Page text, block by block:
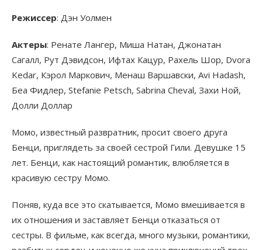
Режиссер: Дэн Уолмен
Актеры: Ренате Лангер, Миша Натан, Джонатан
Сагалл, Рут Дэвидсон, Ифтах Кацур, Рахель Шор, Dvora
Kedar, Кэрол Маркович, Менаш Варшавски, Avi Hadash,
Беа Фидлер, Stefanie Petsch, Sabrina Cheval, Захи Ной,
Долли Доллар
Момо, известный развратник, просит своего друга
Бенци, приглядеть за своей сестрой Гили. Девушке 15
лет. Бенци, как настоящий романтик, влюбляется в
красивую сестру Момо.
Поняв, куда все это скатывается, Момо вмешивается в
их отношения и заставляет Бенци отказаться от
сестры. В фильме, как всегда, много музыки, романтики,